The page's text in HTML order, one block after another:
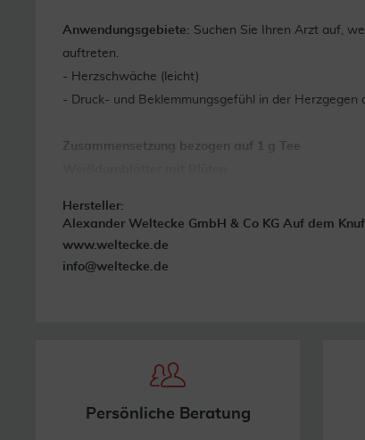
Anwendungsgebiete: Suchen Sie Ihren Arzt auf,
auftreten.
- Herzschwäche (leicht)
- Druck- und Beklemmungsgefühl in der Herzgegen
Zusammensetzung bezogen auf 1 g Tee
Hersteller:
Alexander Weltecke GmbH & Co KG Auf dem
www.weltecke.de
info@weltecke.de
Persönliche Beratung